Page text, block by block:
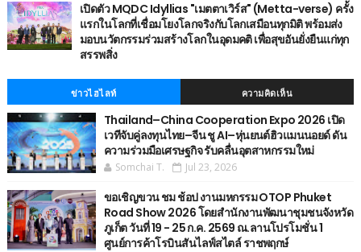
เปิดตัว MQDC Idyllias "เมตตาเวิร์ส" (Metta-verse) ครั้ง
แรกในโลกที่เชื่อมโยงโลกจริงกับโลกเสมือนทุกมิติ พร้อมส่ง
มอบนวัตกรรมร่วมสร้างโลกในอุดมคติ เพื่อสุขอันยั่งยืนแก่ทุก
สรรพสิ่ง
ข่าวไฮไลท์ ความคิดเห็น
Thailand–China Cooperation Expo 2026 เปิด
เวทีจับคู่ลงทุนไทย–จีน ชู AI–หุ่นยนต์ฮิวแมนนอยด์ ดัน
ความร่วมมือเศรษฐกิจ รับคลื่นอุตสาหกรรมใหม่
Somchai T. Jul 23, 2026
ขอเชิญขวน ชม ช้อป งานมหกรรม OTOP Phuket
Road Show 2026 โดยสำนักงานพัฒนาชุมชนจังหวัด
ภูเก็ต วันที่ 19 - 25 ก.ค. 2569 ณ.ลานโปรโมชั่น 1
ศูนย์การค้าโรบินสันไลฟ์สไตล์ ราชพฤกษ์